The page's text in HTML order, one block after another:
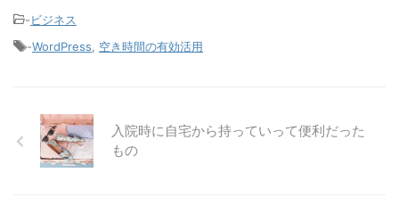
-ビジネス
-WordPress 空き時間の有効活用
入院時に自宅から持っていって便利だった
もの